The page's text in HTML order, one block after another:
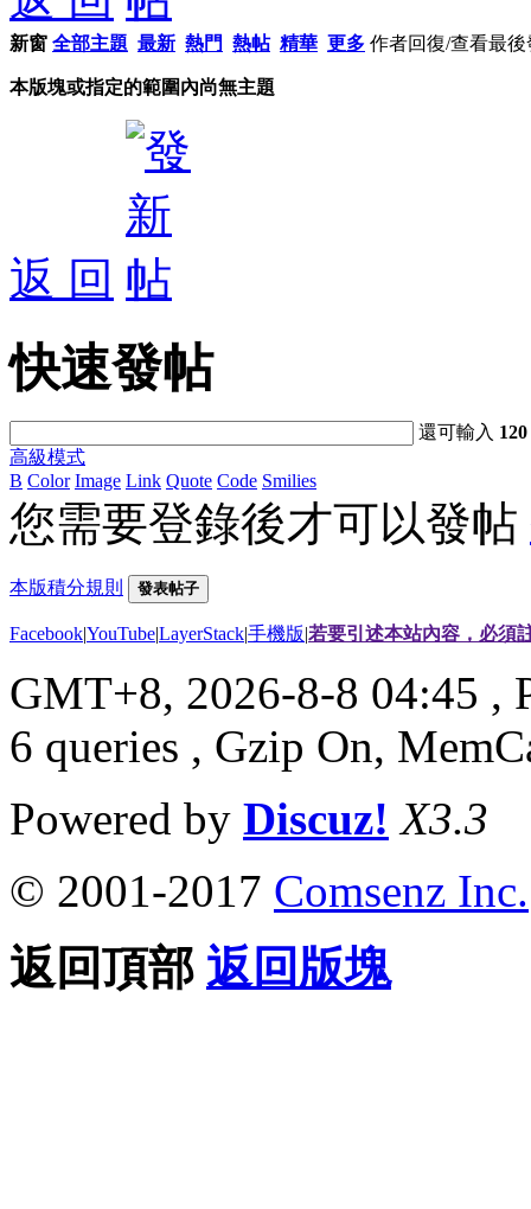
新窗 全部主題 最新 熱門 熱帖 精華 更多 作者回復/查看最後
本版塊或指定的範圍內尚無主題
返 回
快速發帖
還可輸入 120
高級模式
B Color Image Link Quote Code Smilies
您需要登錄後才可以發帖
本版積分規則 發表帖子
Facebook|YouTube|LayerStack|手機版|若要引述本站內容，必須
GMT+8, 2026-8-8 04:45 ,
6 queries , Gzip On,
Powered by Discuz! X3.3
© 2001-2017 Comsenz Inc.
返回頂部 返回版塊